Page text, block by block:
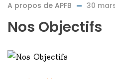
A propos de APFB 30
Nos Objectifs